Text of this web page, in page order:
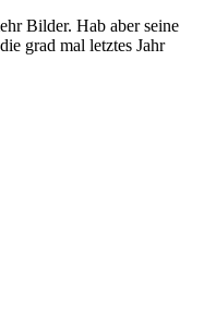
Bilder. Hab aber seine
grad mal letztes Jahr